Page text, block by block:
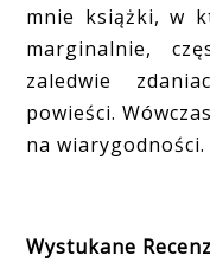
mnie książki, w
marginalnie,
zaledwie
powieści.
na wiarygodności.
Wystukane